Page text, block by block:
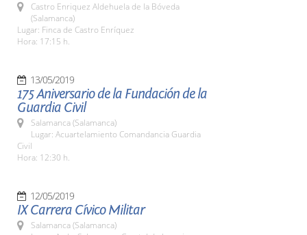
Castro Enriquez Aldehuela de la Bóveda
(Salamanca)
Lugar: Finca de Castro Enríquez
Hora: 17:15 h.
13/05/2019
175 Aniversario de la Fundación de la
Guardia Civil
Salamanca (Salamanca)
Lugar: Acuartelamiento Comandancia Guardia
Civil
Hora: 12:30 h.
12/05/2019
IX Carrera Cívico Militar
Salamanca (Salamanca)